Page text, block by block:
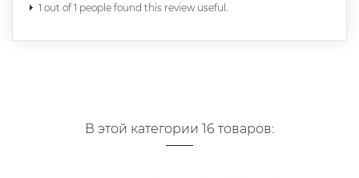
1 out of 1 people found this review useful.
В этой категории 16 товаров: